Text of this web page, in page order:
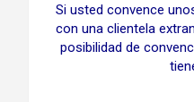
Si usted convence
con una clientela
posibilidad de